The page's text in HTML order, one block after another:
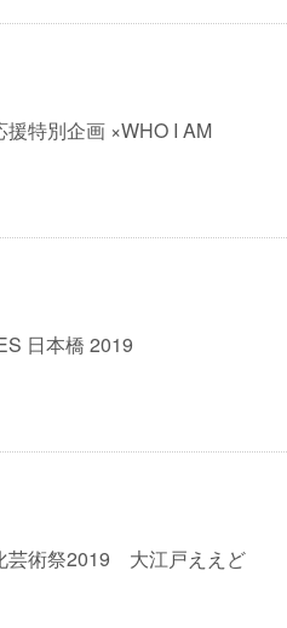
特別企画 ×WHO I AM
日本橋 2019
芸術祭2019 大江戸ええど